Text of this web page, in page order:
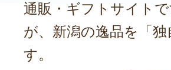
通販・ギフトサイト
が、新潟の逸品を「
す。